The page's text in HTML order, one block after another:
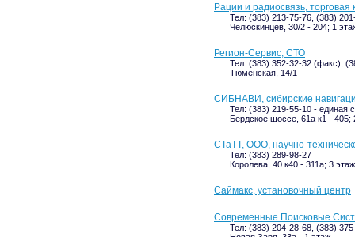
Рации и радиосвязь, торговая
Тел: (383) 213-75-76, (383)
Челюскинцев, 30/2 - 204; 1
Регион-Сервис, СТО
Тел: (383) 352-32-32 (факс),
Тюменская, 14/1
СИБНАВИ, сибирские
Тел: (383) 219-55-10 - единая
Бердское шоссе, 61а к1 - 405;
СТаТТ, ООО, научно-
Тел: (383) 289-98-27
Королева, 40 к40 - 311а; 3 этаж
Саймакс, установочный центр
Современные Поисковые
Тел: (383) 204-28-68, (383)